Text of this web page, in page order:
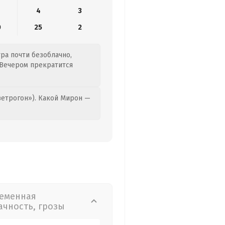
4
3
25 2
почти безоблачно,
прекратится
Какой Мирон —
грозы